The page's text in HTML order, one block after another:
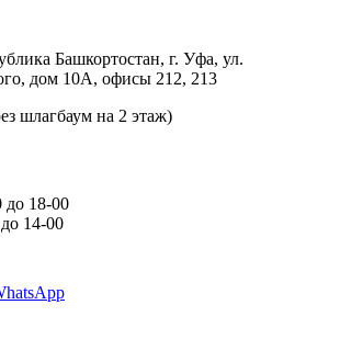
Башкортостан, г. Уфа, ул.
дом 10А, офисы 212, 213
шлагбаум на 2 этаж)
18-00
14-00